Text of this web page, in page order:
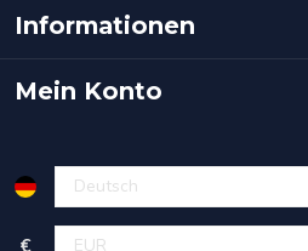
Informationen
Mein Konto
€